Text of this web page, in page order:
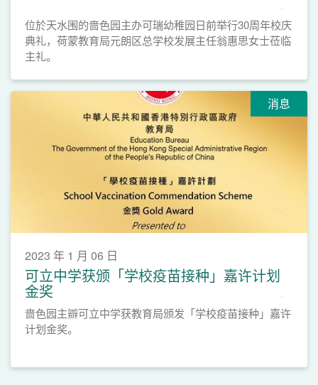
位於天水围的啬色园主办可瑞幼稚园日前举行30周年校庆
典礼，荷蒙教育局元朗区总学校发展主任翁惠思女士莅临
主礼。
消息
2023 年 1 月 06 日
可立中学获颁「学校疫苗接种」嘉许计划
金奖
啬色园主辧可立中学获教育局颁发「学校疫苗接种」嘉许
计划金奖。